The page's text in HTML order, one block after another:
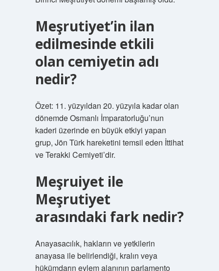
Meşrutiyet’in ilan
edilmesinde etkili
olan cemiyetin adı
nedir?
Özet: 11. yüzyıldan 20. yüzyıla kadar olan
dönemde Osmanlı İmparatorluğu’nun
kaderi üzerinde en büyük etkiyi yapan
grup, Jön Türk hareketini temsil eden İttihat
ve Terakki Cemiyeti’dir.
Meşruiyet ile
Meşrutiyet
arasındaki fark nedir?
Anayasacılık, hakların ve yetkilerin
anayasa ile belirlendiği, kralın veya
hükümdarın eylem alanının parlamento